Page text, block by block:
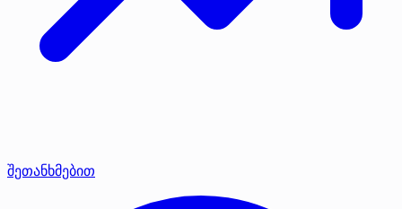
შეთანხმებით